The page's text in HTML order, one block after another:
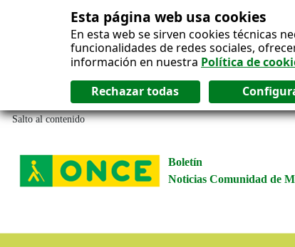
Esta página web usa cookies
En esta web se sirven cookies técnicas
funcionalidades de redes sociales,
información en nuestra Política de
Salto al contenido
Boletín
Noticias Comunidad de